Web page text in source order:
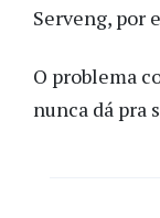
Serveng, por
O problema
nunca dá pra